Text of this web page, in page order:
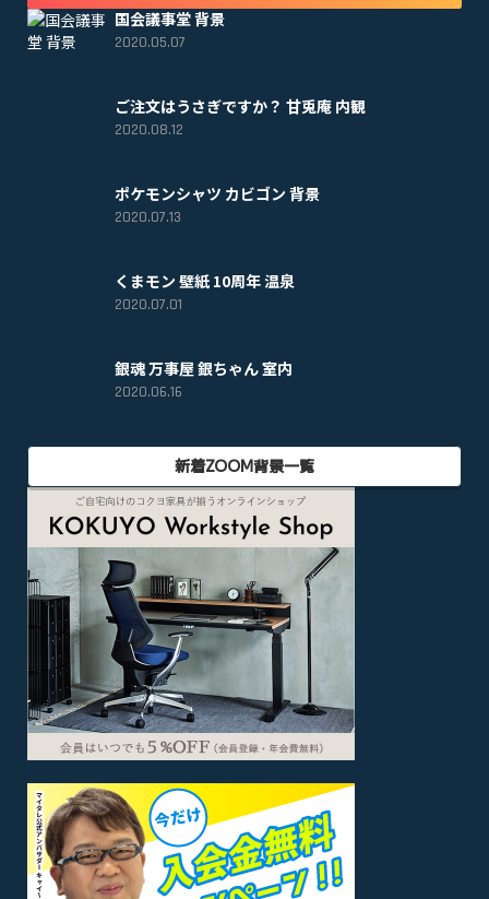
国会議事堂 背景
2020.05.07
ご注文はうさぎですか？ 甘兎庵 内観
2020.08.12
ポケモンシャツ カビゴン 背景
2020.07.13
くまモン 壁紙 10周年 温泉
2020.07.01
銀魂 万事屋 銀ちゃん 室内
2020.06.16
新着ZOOM背景一覧